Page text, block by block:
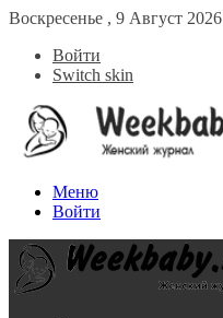
Воскресенье , 9 Август 2026
Войти
Switch skin
Меню
Войти